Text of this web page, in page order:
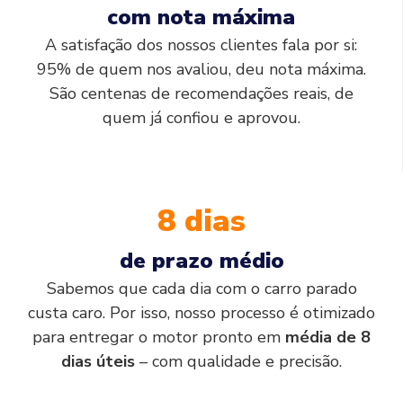
com nota máxima
A satisfação dos nossos clientes fala por si:
95% de quem nos avaliou, deu nota máxima.
São centenas de recomendações reais, de
quem já confiou e aprovou.
8 dias
de prazo médio
Sabemos que cada dia com o carro parado
custa caro. Por isso, nosso processo é otimizado
para entregar o motor pronto em média de 8
dias úteis – com qualidade e precisão.